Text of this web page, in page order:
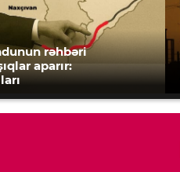
rəhbəri
aparır: